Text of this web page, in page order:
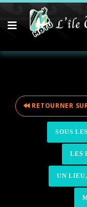
RETOURNER
SOUS
LES
UN